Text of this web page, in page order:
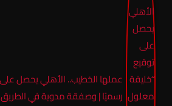
عملها الخطيب.. الأهلي يحصل
رسميًا | وصفقة مدوية في الطريق